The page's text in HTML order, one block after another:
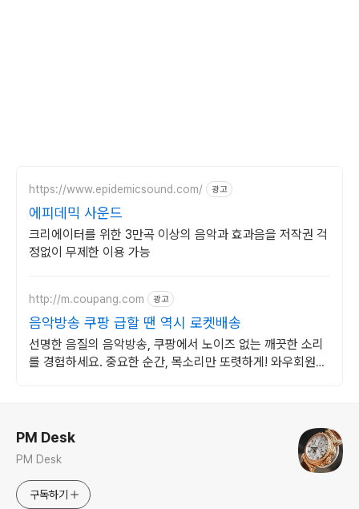
https://www.epidemicsound.com/ 광고
에피데믹 사운드
크리에이터를 위한 3만곡 이상의 음악과 효과음을 저작권 걱
정없이 무제한 이용 가능
http://m.coupang.com 광고
음악방송 쿠팡 급할 땐 역시 로켓배송
선명한 음질의 음악방송, 쿠팡에서 노이즈 없는 깨끗한 소리
를 경험하세요. 중요한 순간, 목소리만 또렷하게! 와우회원이
PM Desk
PM Desk
구독하기